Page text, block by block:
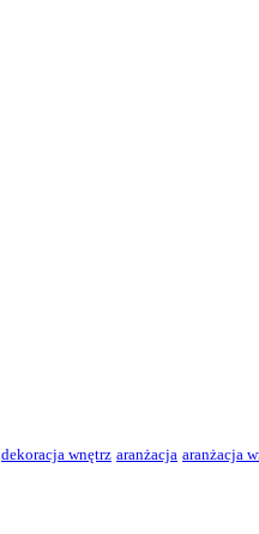
dekoracja wnętrz aranżacja aranżacja